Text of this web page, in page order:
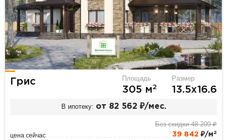
Грис Площадь
305 м2
Размер
13.5х16.6
В ипотеку: от 82 562 ₽/мес.
Без скидки 48 209 ₽
цена сейчас 39 842 ₽/м 2